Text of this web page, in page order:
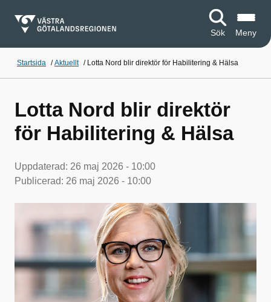
Sök Meny
Startsida /Aktuellt / Lotta Nord blir direktör för Habilitering & Hälsa
Lotta Nord blir direktör
för Habilitering & Hälsa
Uppdaterad: 26 maj 2026 - 10:00
Publicerad: 26 maj 2026 - 10:00